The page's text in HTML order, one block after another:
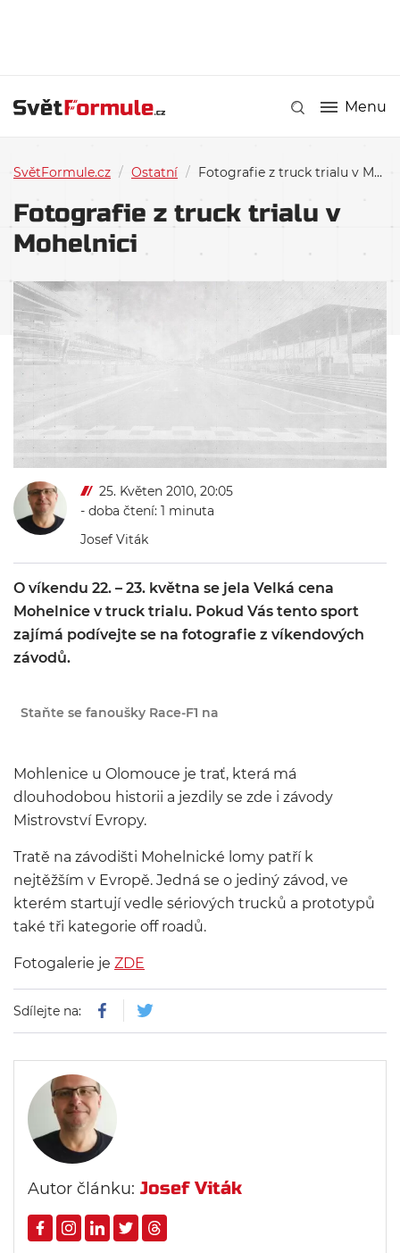
Menu
SvětFormule.cz / Ostatní / Fotografie z truck trialu v Mohelnici
Fotografie z truck trialu v
Mohelnici
25. Květen 2010, 20:05
- doba čtení: 1 minuta
Josef Viták
O víkendu 22. – 23. května se jela Velká cena
Mohelnice v truck trialu. Pokud Vás tento sport
zajímá podívejte se na fotografie z víkendových
závodů.
Staňte se fanoušky Race-F1 na
Mohlenice u Olomouce je trať, která má
dlouhodobou historii a jezdily se zde i závody
Mistrovství Evropy.
Tratě na závodišti Mohelnické lomy patří k
nejtěžším v Evropě. Jedná se o jediný závod, ve
kterém startují vedle sériových trucků a prototypů
také tři kategorie off roadů.
Fotogalerie je ZDE
Sdílejte na:
Autor článku: Josef Viták